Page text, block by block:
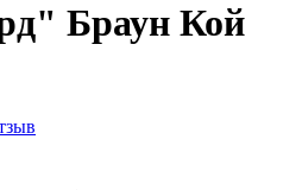
Браун Кой